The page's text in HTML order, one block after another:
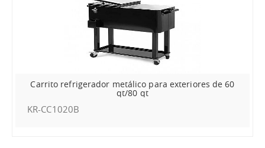
Carrito refrigerador metálico para exteriores de 60
qt/80 qt
KR-CC1020B